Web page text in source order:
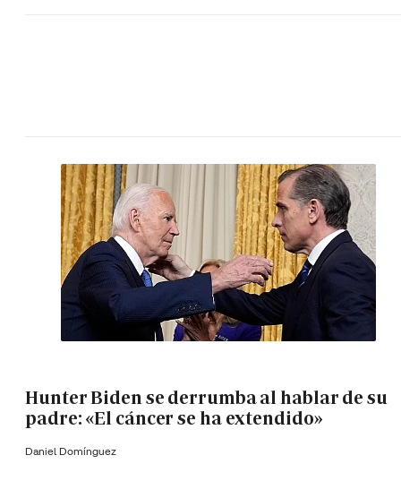
Hunter Biden se derrumba al hablar de su
padre: «El cáncer se ha extendido»
Daniel Domínguez